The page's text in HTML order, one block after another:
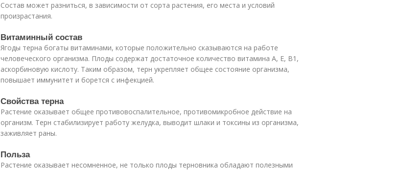
Состав может разниться, в зависимости от сорта растения, его места и условий
произрастания.
Витаминный состав
Ягоды терна богаты витаминами, которые положительно сказываются на работе
человеческого организма. Плоды содержат достаточное количество витамина A, E, B1,
аскорбиновую кислоту. Таким образом, терн укрепляет общее состояние организма,
повышает иммунитет и борется с инфекцией.
Свойства терна
Растение оказывает общее противовоспалительное, противомикробное действие на
организм. Терн стабилизирует работу желудка, выводит шлаки и токсины из организма,
заживляет раны.
Польза
Растение оказывает несомненное, не только плоды терновника обладают полезными